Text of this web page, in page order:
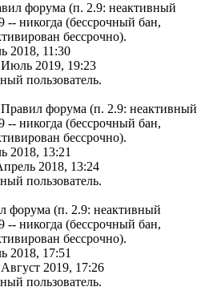
форума (п. 2.9: неактивный
-- никогда (бессрочный бан,
бессрочно).
2018, 11:30
2019, 19:23
пользователь.
форума (п. 2.9: неактивный
-- никогда (бессрочный бан,
бессрочно).
2018, 13:21
2018, 13:24
пользователь.
форума (п. 2.9: неактивный
-- никогда (бессрочный бан,
бессрочно).
2018, 17:51
2019, 17:26
пользователь.